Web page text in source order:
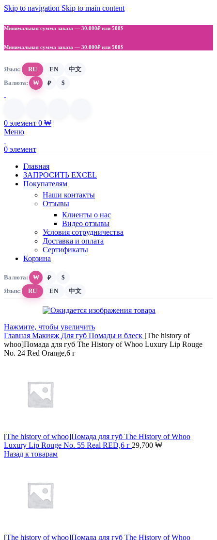
Skip to navigation Skip to main content
Минимальная сумма заказа — 30.000₽ или 500$
Минимальная сумма заказа — 30.000₽ или 500$
Язык: RU EN
中文
Валюта:
₩ ₽ $
0 элемент 0 ₩
Меню
0 элемент
Главная
ЗАПРОСИТЬ EXCEL
Покупателям
Наши контакты
Отзывы
Клиенты о нас
Видео отзывы
Условия сотрудничества
Доставка и оплата
Сертификаты
Корзина
Валюта: ₩ ₽
$
Язык:
RU EN 中文
Нажмите, чтобы увеличить
Главная Макияж Для губ Помады и блеск [The history of
whoo]Помада для губ The History of Whoo Luxury Lip Rouge
No. 24 Red Orange,6 г
[The history of whoo]Помада для губ The History of Whoo
Luxury Lip Rouge No. 55 Real RED,6 г 29,700 ₩
Назад к товарам
[The history of whoo]Помада для губ The History of Whoo